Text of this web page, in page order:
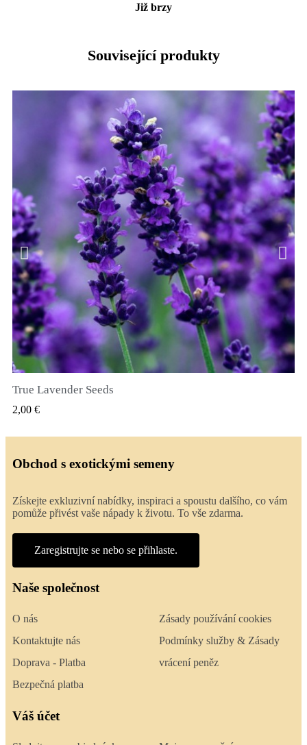
Již brzy
Související produkty
True Lavender Seeds
2,00 €
Obchod s exotickými semeny
Získejte exkluzivní nabídky, inspiraci a spoustu dalšího, co vám
pomůže přivést vaše nápady k životu. To vše zdarma.
Zaregistrujte se nebo se přihlaste.
Naše společnost
O nás
Kontaktujte nás
Doprava - Platba
Bezpečná platba
Zásady používání cookies
Podmínky služby & Zásady
vrácení peněz
Váš účet